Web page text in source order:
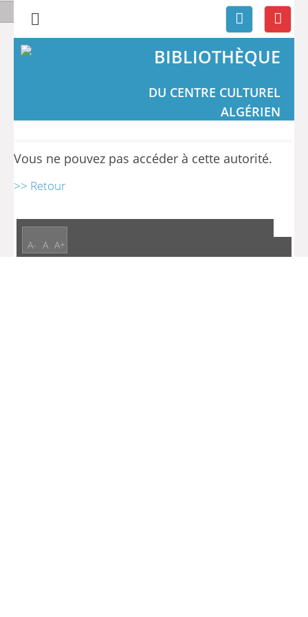
BIBLIOTHÈQUE
DU CENTRE CULTUREL
ALGÉRIEN
Vous ne pouvez pas accéder à cette autorité.
>> Retour
A- A A+